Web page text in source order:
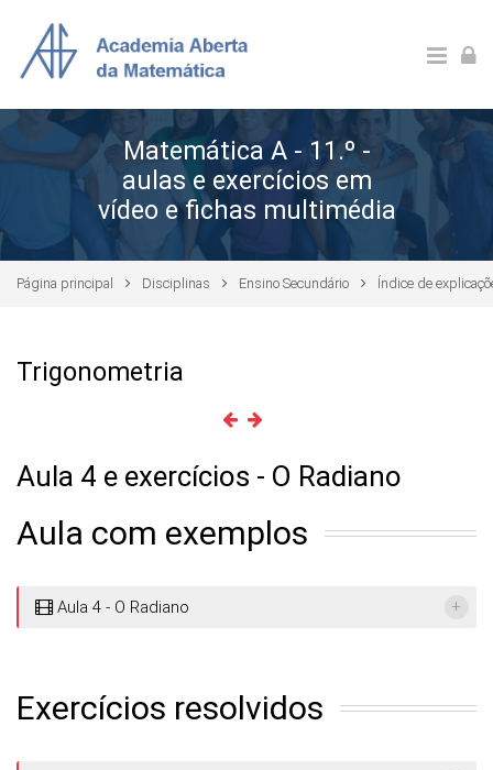
Matemática A - 11.º -
aulas e exercícios em
vídeo e fichas multimédia
Página principal Disciplinas Ensino Secundário Índice de
Trigonometria
Aula 4 e exercícios - O Radiano
Aula com exemplos
Aula 4 - O Radiano
Exercícios resolvidos